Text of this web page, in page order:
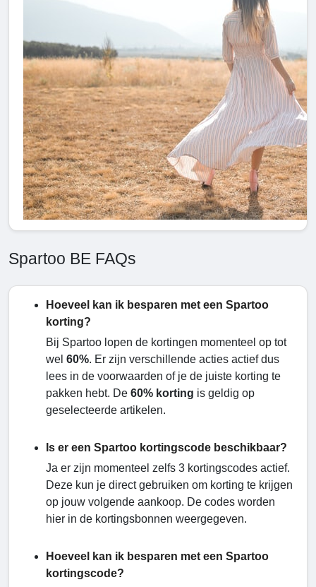
Spartoo BE FAQs
Hoeveel kan ik besparen met een Spartoo
korting?
Bij Spartoo lopen de kortingen momenteel op tot
wel 60%. Er zijn verschillende acties actief dus
lees in de voorwaarden of je de juiste korting te
pakken hebt. De 60% korting is geldig op
geselecteerde artikelen.
Is er een Spartoo kortingscode beschikbaar?
Ja er zijn momenteel zelfs 3 kortingscodes actief.
Deze kun je direct gebruiken om korting te krijgen
op jouw volgende aankoop. De codes worden
hier in de kortingsbonnen weergegeven.
Hoeveel kan ik besparen met een Spartoo
kortingscode?